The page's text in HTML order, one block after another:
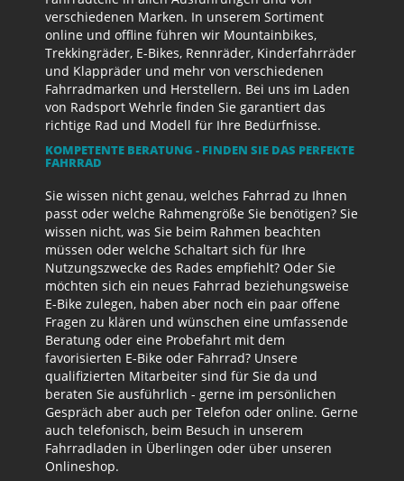
verschiedenen Marken. In unserem Sortiment
online und offline führen wir Mountainbikes,
Trekkingräder, E-Bikes, Rennräder, Kinderfahrräder
und Klappräder und mehr von verschiedenen
Fahrradmarken und Herstellern. Bei uns im Laden
von Radsport Wehrle finden Sie garantiert das
richtige Rad und Modell für Ihre Bedürfnisse.
KOMPETENTE BERATUNG - FINDEN SIE DAS PERFEKTE
FAHRRAD
Sie wissen nicht genau, welches Fahrrad zu Ihnen
passt oder welche Rahmengröße Sie benötigen? Sie
wissen nicht, was Sie beim Rahmen beachten
müssen oder welche Schaltart sich für Ihre
Nutzungszwecke des Rades empfiehlt? Oder Sie
möchten sich ein neues Fahrrad beziehungsweise
E-Bike zulegen, haben aber noch ein paar offene
Fragen zu klären und wünschen eine umfassende
Beratung oder eine Probefahrt mit dem
favorisierten E-Bike oder Fahrrad? Unsere
qualifizierten Mitarbeiter sind für Sie da und
beraten Sie ausführlich - gerne im persönlichen
Gespräch aber auch per Telefon oder online. Gerne
auch telefonisch, beim Besuch in unserem
Fahrradladen in Überlingen oder über unseren
Onlineshop.